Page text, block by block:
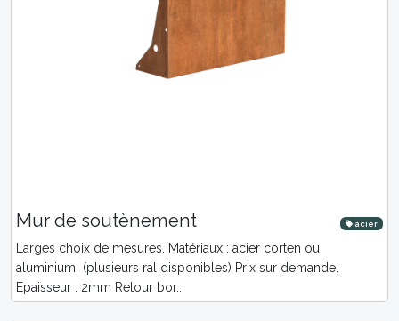
Mur de soutènement acier
Larges choix de mesures. Matériaux : acier corten ou
aluminium (plusieurs ral disponibles) Prix sur demande.
Epaisseur : 2mm Retour bor...